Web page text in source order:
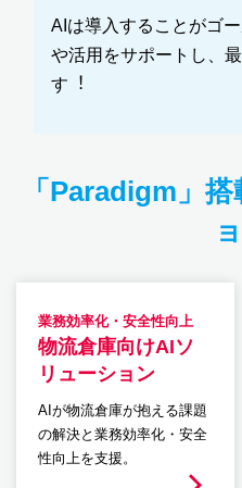
AIは導入することがゴ
や活用をサポートし、
す︕
「Paradigm」
業務効率化・安全性向上
物流倉庫向けAIソ
リューション
AIが物流倉庫が抱える課題
の解決と業務効率化・安全
性向上を支援。